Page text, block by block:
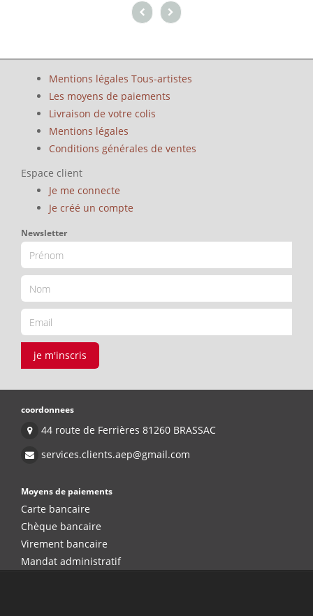
Mentions légales Tous-artistes
Les moyens de paiements
Livraison de votre colis
Mentions légales
Conditions générales de ventes
Espace client
Je me connecte
Je créé un compte
Newsletter
je m'inscris
coordonnees
44 route de Ferrières 81260 BRASSAC
services.clients.aep@gmail.com
Moyens de paiements
Carte bancaire
Chèque bancaire
Virement bancaire
Mandat administratif